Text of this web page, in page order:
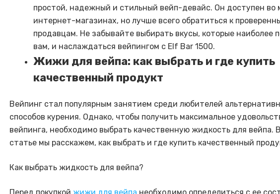
простой, надежный и стильный вейп-девайс. Он доступен во
интернет-магазинах, но лучше всего обратиться к
продавцам. Не забывайте выбирать вкусы, которые наиболее
вам, и наслаждаться вейпингом с Elf Bar 1500.
Жижи для вейпа: как выбрать и где купить
качественный продукт
Вейпинг стал популярным занятием среди любителей
способов курения. Однако, чтобы получить максимальное
вейпинга, необходимо выбрать качественную жидкость для вейпа.
статье мы расскажем, как выбрать и где купить качественный
Как выбрать жидкость для вейпа?